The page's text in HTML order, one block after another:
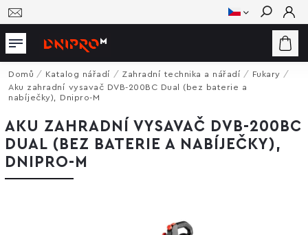
Hledat
Domů / Katalog nářadí / Zahradní technika a nářadí / Fukary /
Aku zahradní vysavač DVB-200BC Dual (bez baterie a
nabíječky), Dnipro-M
AKU ZAHRADNÍ VYSAVAČ DVB-200BC
DUAL (BEZ BATERIE A NABÍJEČKY),
DNIPRO-M